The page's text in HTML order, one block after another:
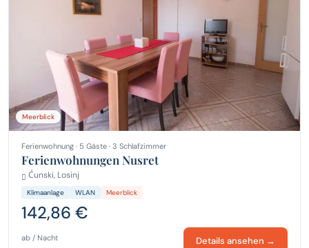
Meerblick
Ferienwohnung · 5 Gäste · 3 Schlafzimmer
Ferienwohnungen Nusret
Ćunski, Losinj
Klimaanlage WLAN Meerblick
142,86 €
ab / Nacht Details ansehen →